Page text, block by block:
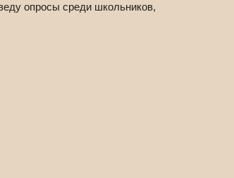
опросы среди школьников,